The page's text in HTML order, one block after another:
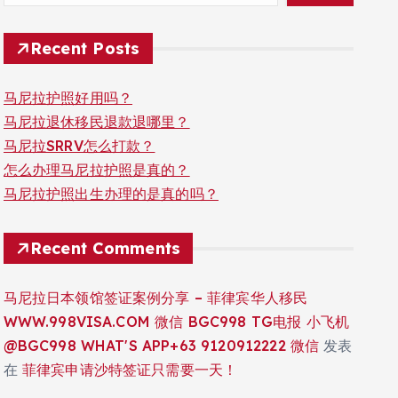
Recent Posts
马尼拉护照好用吗？
马尼拉退休移民退款退哪里？
马尼拉SRRV怎么打款？
怎么办理马尼拉护照是真的？
马尼拉护照出生办理的是真的吗？
Recent Comments
马尼拉日本领馆签证案例分享 – 菲律宾华人移民
WWW.998VISA.COM 微信 BGC998 TG电报 小飞机
@BGC998 WHAT'S APP+63 9120912222 微信 发表
在 菲律宾申请沙特签证只需要一天！